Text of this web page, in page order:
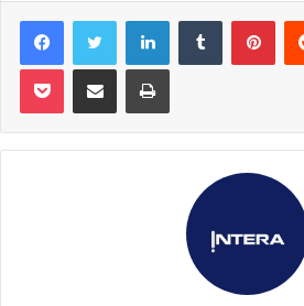
FacebookTwitter LinkedinTumblr
Pocket Compartilhar via e-mail Imprimir